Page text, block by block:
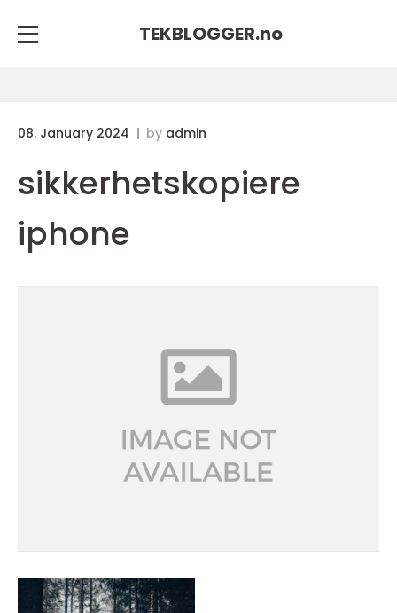
TEKBLOGGER.no
08. January 2024 by admin
sikkerhetskopiere
iphone